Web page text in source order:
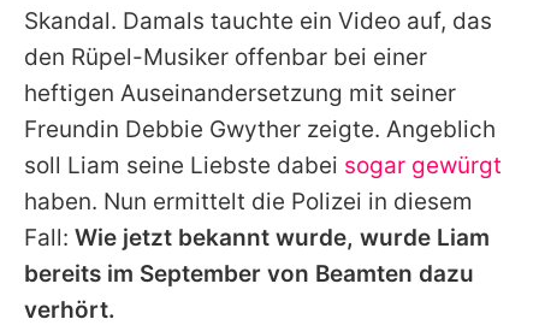
Nutzungsbedingungen
Utiq verwalten
Skandal. Damals tauchte ein Video auf, das
den Rüpel-Musiker offenbar bei einer
heftigen Auseinandersetzung mit seiner
Freundin Debbie Gwyther zeigte. Angeblich
soll Liam seine Liebste dabei sogar gewürgt
haben. Nun ermittelt die Polizei in diesem
Fall: Wie jetzt bekannt wurde, wurde Liam
bereits im September von Beamten dazu
verhört.